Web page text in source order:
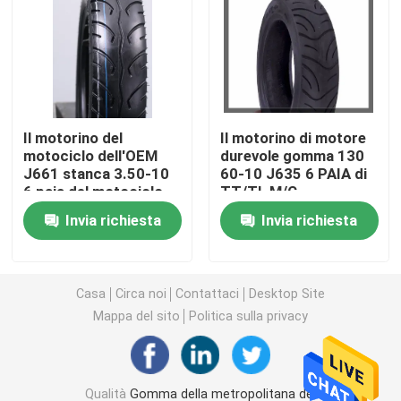
Gomma del motociclo di Off Road
Gomma del triciclo
Gomma del motorino del motociclo
Gomma elettrica del motociclo
Il motorino del
motociclo dell'OEM
J661 stanca 3.50-10
6 paia del motociclo
Tl-senza camera
d'aria TiroInvia richiesta
Il motorino di motore
durevole gomma 130
60-10 J635 6 PAIA di
TT/TL M/C
Invia richiesta
Casa Circa noi Contattaci
Desktop Site
Mappa del sito
Politica sulla privacy
Qualità Gomma della metropolitana del